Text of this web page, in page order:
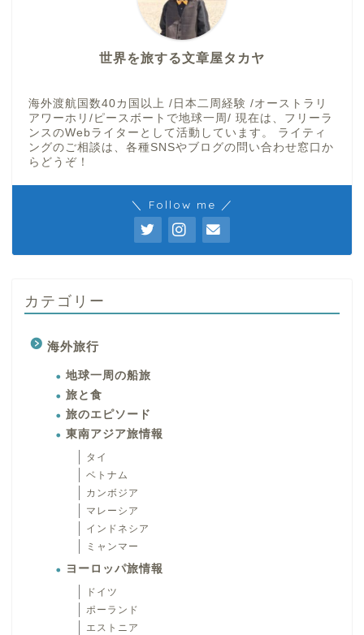
世界を旅する文章屋タカヤ
海外渡航国数40カ国以上 /日本二周経験 /オーストラリ
アワーホリ/ピースボートで地球一周/ 現在は、フリーラ
ンスのWebライターとして活動しています。 ライティ
ングのご相談は、各種SNSやブログの問い合わせ窓口か
らどうぞ！
＼ Follow me ／
カテゴリー
海外旅行
地球一周の船旅
旅と食
旅のエピソード
東南アジア旅情報
タイ
ベトナム
カンボジア
マレーシア
インドネシア
ミャンマー
ヨーロッパ旅情報
ドイツ
ポーランド
エストニア